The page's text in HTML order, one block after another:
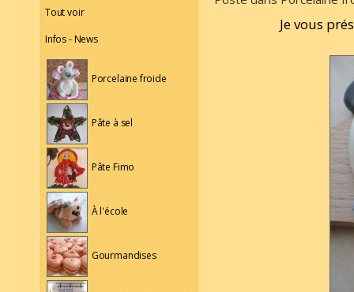
Tout voir
Infos - News
Porcelaine froide
Pâte à sel
Pâte Fimo
À l'école
Gourmandises
Je vous